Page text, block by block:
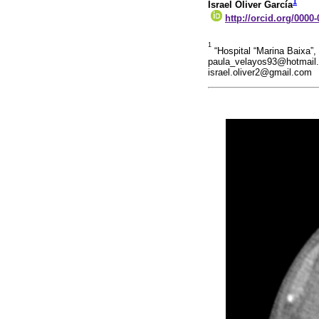
Israel Oliver García
http://orcid.org/0000-
1
“Hospital “Marina
israel.oliver2@gmail.com